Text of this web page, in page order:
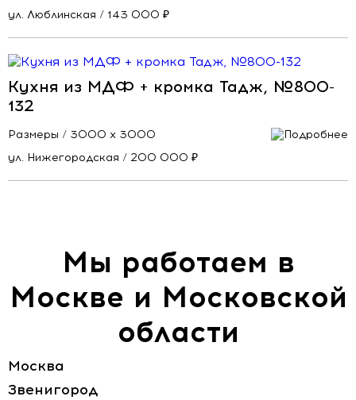
ул. Люблинская / 143 000 ₽
Кухня из МДФ + кромка Тадж, №800-
132
Размеры / 3000 х 3000
ул. Нижегородская / 200 000 ₽
Мы работаем в
Москве и Московской
области
Москва
Звенигород